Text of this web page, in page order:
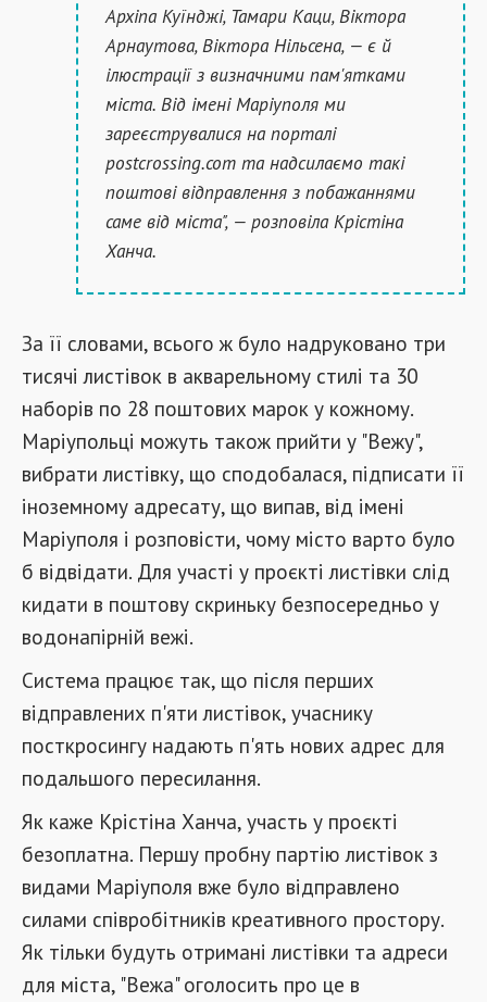
Архіпа Куїнджі, Тамари Каци, Віктора
Арнаутова, Віктора Нільсена, — є й
ілюстрації з визначними пам'ятками
міста. Від імені Маріуполя ми
зареєструвалися на порталі
postcrossing.com та надсилаємо такі
поштові відправлення з побажаннями
саме від міста", — розповіла Крістіна
Ханча.
За її словами, всього ж було надруковано три
тисячі листівок в акварельному стилі та 30
наборів по 28 поштових марок у кожному.
Маріупольці можуть також прийти у "Вежу",
вибрати листівку, що сподобалася, підписати її
іноземному адресату, що випав, від імені
Маріуполя і розповісти, чому місто варто було
б відвідати. Для участі у проєкті листівки слід
кидати в поштову скриньку безпосередньо у
водонапірній вежі.
Система працює так, що після перших
відправлених п'яти листівок, учаснику
посткросингу надають п'ять нових адрес для
подальшого пересилання.
Як каже Крістіна Ханча, участь у проєкті
безоплатна. Першу пробну партію листівок з
видами Маріуполя вже було відправлено
силами співробітників креативного простору.
Як тільки будуть отримані листівки та адреси
для міста, "Вежа" оголосить про це в